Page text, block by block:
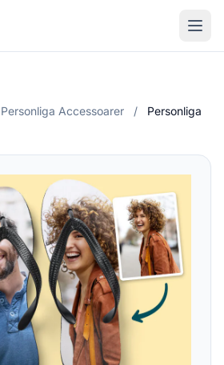
Personliga Accessoarer /
Personliga